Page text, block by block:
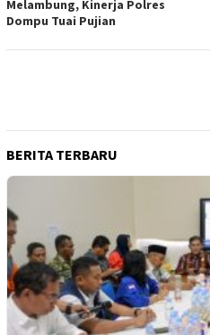
Melambung, Kinerja Polres
Dompu Tuai Pujian
BERITA TERBARU